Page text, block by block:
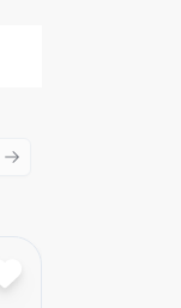
slide
Next slide